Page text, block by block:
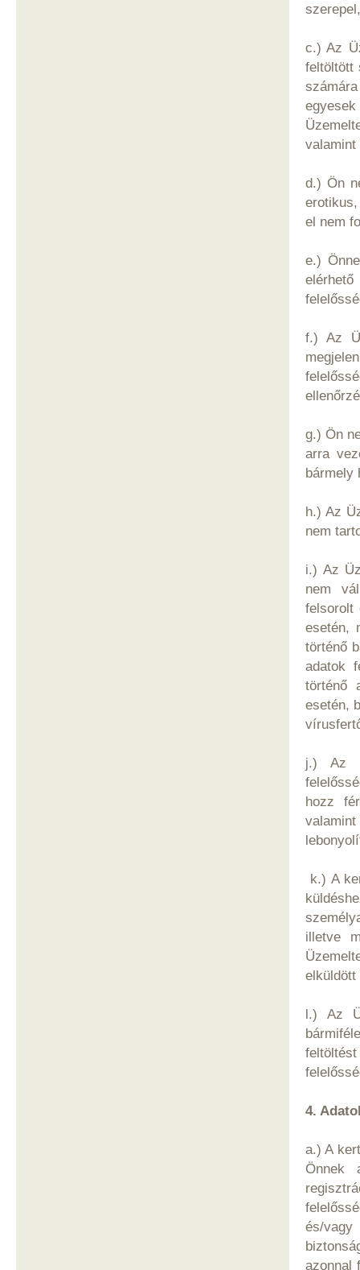
c.) Az
feltöltött
valamint
d.) Ön
el nem
e.)
f.) Az
g.) Ön
arra
bármely
h.) Az
nem
i.) Az
nem
felsorolt
esetén,
történő
adatok
történő
esetén,
j.) Az
hozz
k.) A
illetve
elküldött
l.) Az
4.
a.) A
Önnek
és/
azonnal